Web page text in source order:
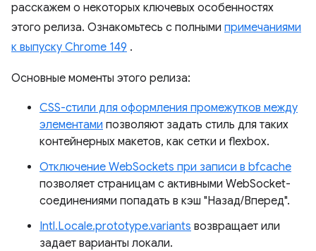
расскажем о некоторых ключевых особенностях
этого релиза. Ознакомьтесь с полными примечаниями
к выпуску Chrome 149 .
Основные моменты этого релиза:
CSS-стили для оформления промежутков между
элементами позволяют задать стиль для таких
контейнерных макетов, как сетки и flexbox.
Отключение WebSockets при записи в bfcache
позволяет страницам с активными WebSocket-
соединениями попадать в кэш "Назад/Вперед".
Intl.Locale.prototype.variants возвращает или
задает варианты локали.